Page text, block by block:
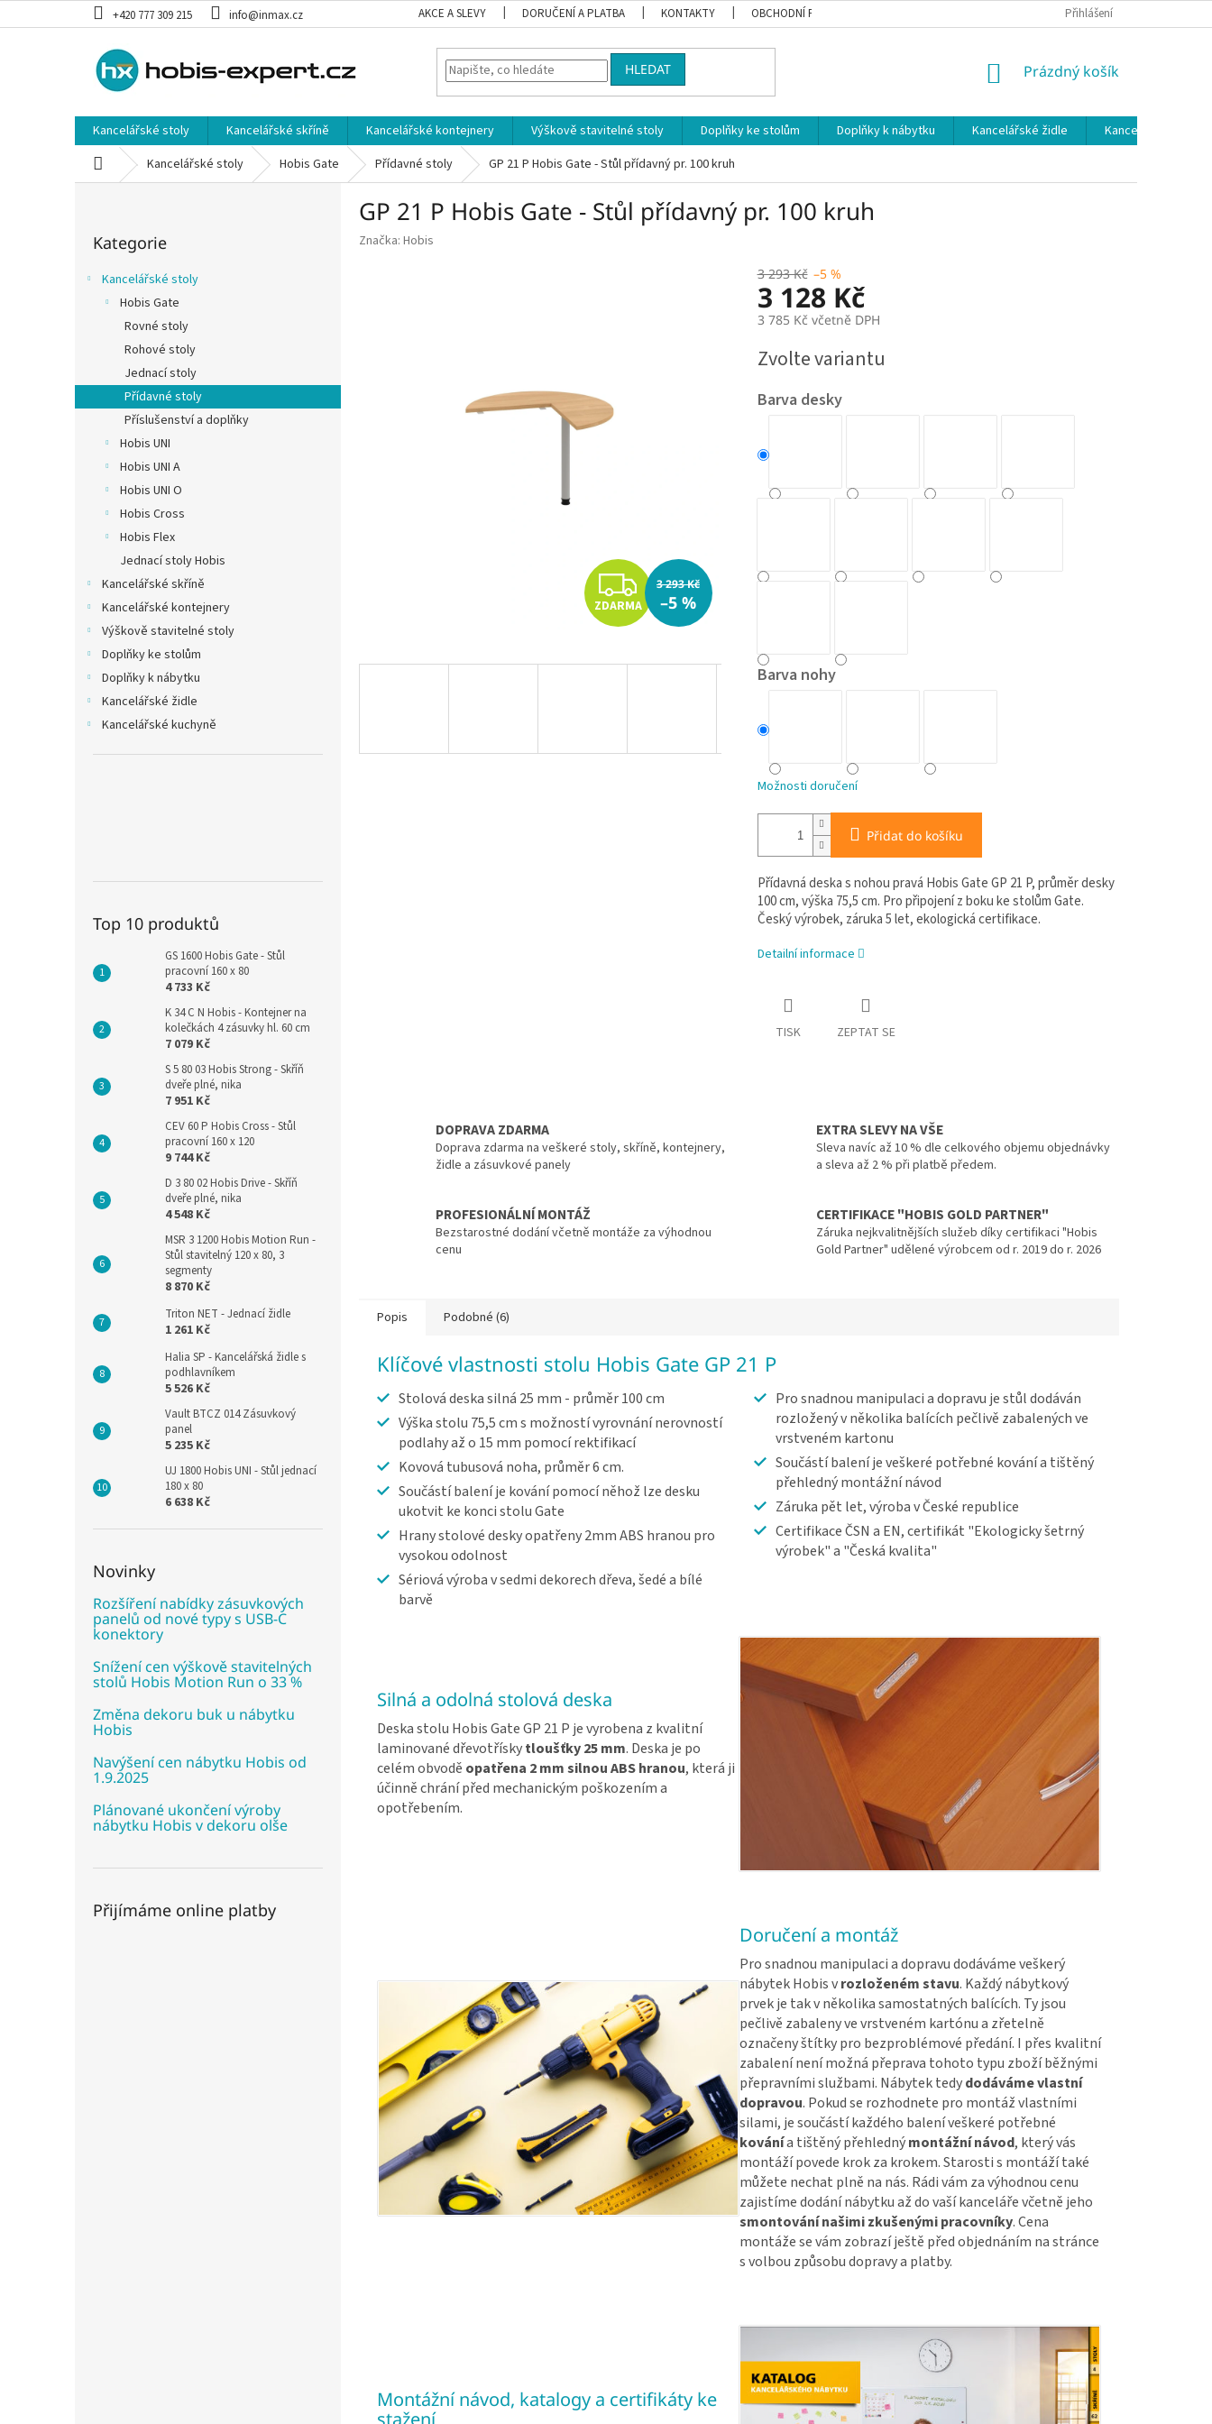
na
+420 777 309 215 info@inmax.cz AKCE A SLEVY DORUČENÍ A PLATBA KONTAKTY OBCHODNÍ PODMÍNKY Přihlášení
HLEDAT
NÁKUPNÍ
Prázdný košík
Kancelářské stoly Kancelářské skříně Kancelářské kontejnery Výškově stavitelné stoly Doplňky ke stolům Doplňky k nábytku Kancelářské židle
Kancelářské
Domů Kancelářské stoly Hobis Gate Přídavné stoly GP 21 P Hobis Gate - Stůl přídavný pr. 100 kruh
a
n
kategorie
Kategorie
Kancelářské stoly
Hobis Gate
Rovné stoly
Rohové stoly
Jednací stoly
Přídavné stoly
Příslušenství a doplňky
Hobis UNI
Hobis UNI A
Hobis UNI O
Hobis Cross
Hobis Flex
Jednací stoly Hobis
Kancelářské skříně
Kancelářské kontejnery
Výškově stavitelné stoly
Doplňky ke stolům
Doplňky k nábytku
Kancelářské židle
Kancelářské kuchyně
Top 10 produktů
GS 1600 Hobis Gate - Stůl
pracovní 160 x 80
4 733 Kč
K 34 C N Hobis - Kontejner na
kolečkách 4 zásuvky hl. 60 cm
7 079 Kč
S 5 80 03 Hobis Strong - Skříň
dveře plné, nika
7 951 Kč
CEV 60 P Hobis Cross - Stůl
pracovní 160 x 120
9 744 Kč
D 3 80 02 Hobis Drive - Skříň
dveře plné, nika
4 548 Kč
MSR 3 1200 Hobis Motion Run -
Stůl stavitelný 120 x 80, 3
segmenty
8 870 Kč
Triton NET - Jednací židle
1 261 Kč
Halia SP - Kancelářská židle s
podhlavníkem
5 526 Kč
Vault BTCZ 014 Zásuvkový
panel
5 235 Kč
UJ 1800 Hobis UNI - Stůl jednací
180 x 80
6 638 Kč
Novinky
Rozšíření nabídky zásuvkových
panelů od nové typy s USB-C
konektory
Snížení cen výškově stavitelných
stolů Hobis Motion Run o 33 %
Změna dekoru buk u nábytku
Hobis
Navýšení cen nábytku Hobis od
1.9.2025
Plánované ukončení výroby
nábytku Hobis v dekoru olše
Přijímáme online platby
GP 21 P Hobis Gate - Stůl přídavný pr. 100 kruh
Značka: Hobis
Z
D
A
ZDARMA
3 293 Kč
–5 %
3 293 Kč –5 %
3 128 Kč
3 785 Kč včetně DPH
cena:
Zvolte variantu
Barva desky
Barva nohy
Možnosti doručení
Přidat do košíku
Přídavná deska s nohou pravá Hobis Gate GP 21 P, průměr desky
100 cm, výška 75,5 cm. Pro připojení z boku ke stolům Gate.
Český výrobek, záruka 5 let, ekologická certifikace.
Detailní informace
TISK ZEPTAT SE
DOPRAVA ZDARMA
Doprava zdarma na veškeré stoly, skříně, kontejnery,
židle a zásuvkové panely
EXTRA SLEVY NA VŠE
Sleva navíc až 10 % dle celkového objemu objednávky
a sleva až 2 % při platbě předem.
PROFESIONÁLNÍ MONTÁŽ
Bezstarostné dodání včetně montáže za výhodnou
cenu
CERTIFIKACE "HOBIS GOLD PARTNER"
Záruka nejkvalitnějších služeb díky certifikaci "Hobis
Gold Partner" udělené výrobcem od r. 2019 do r. 2026
Popis Podobné (6)
Klíčové vlastnosti stolu Hobis Gate GP 21 P
Stolová deska silná 25 mm - průměr 100 cm
Výška stolu 75,5 cm s možností vyrovnání nerovností
podlahy až o 15 mm pomocí rektifikací
Kovová tubusová noha, průměr 6 cm.
Součástí balení je kování pomocí něhož lze desku
ukotvit ke konci stolu Gate
Hrany stolové desky opatřeny 2mm ABS hranou pro
vysokou odolnost
Sériová výroba v sedmi dekorech dřeva, šedé a bílé
barvě
Pro snadnou manipulaci a dopravu je stůl dodáván
rozložený v několika balících pečlivě zabalených ve
vrstveném kartonu
Součástí balení je veškeré potřebné kování a tištěný
přehledný montážní návod
Záruka pět let, výroba v České republice
Certifikace ČSN a EN, certifikát "Ekologicky šetrný
výrobek" a "Česká kvalita"
Silná a odolná stolová deska
Deska stolu Hobis Gate GP 21 P je vyrobena z kvalitní
laminované dřevotřískytloušťky 25 mm. Deska je po
celém obvodě opatřena 2 mm silnou ABS hranou, která ji
účinně chrání před mechanickým poškozením a
opotřebením.
Doručení a montáž
Pro snadnou manipulaci a dopravu dodáváme veškerý
nábytek Hobis vrozloženém stavu. Každý nábytkový
prvek je tak v několika samostatných balících. Ty jsou
pečlivě zabaleny ve vrstveném kartónu a zřetelně
označeny štítky pro bezproblémové předání. I přes kvalitní
zabalení není možná přeprava tohoto typu zboží běžnými
přepravními službami. Nábytek tedydodáváme vlastní
dopravou. Pokud se rozhodnete pro montáž vlastními
silami, je součástí každého balení veškeré potřebné
kovánía tištěný přehlednýmontážní návod, který vás
montáží povede krok za krokem. Starosti s montáží také
můžete nechat plně na nás. Rádi vám za výhodnou cenu
zajistíme dodání nábytku až do vaší kanceláře včetně jeho
smontování našimi zkušenými pracovníky. Cena
montáže se vám zobrazí ještě před objednáním na stránce
s volbou způsobu dopravy a platby.
Montážní návod, katalogy a certifikáty ke